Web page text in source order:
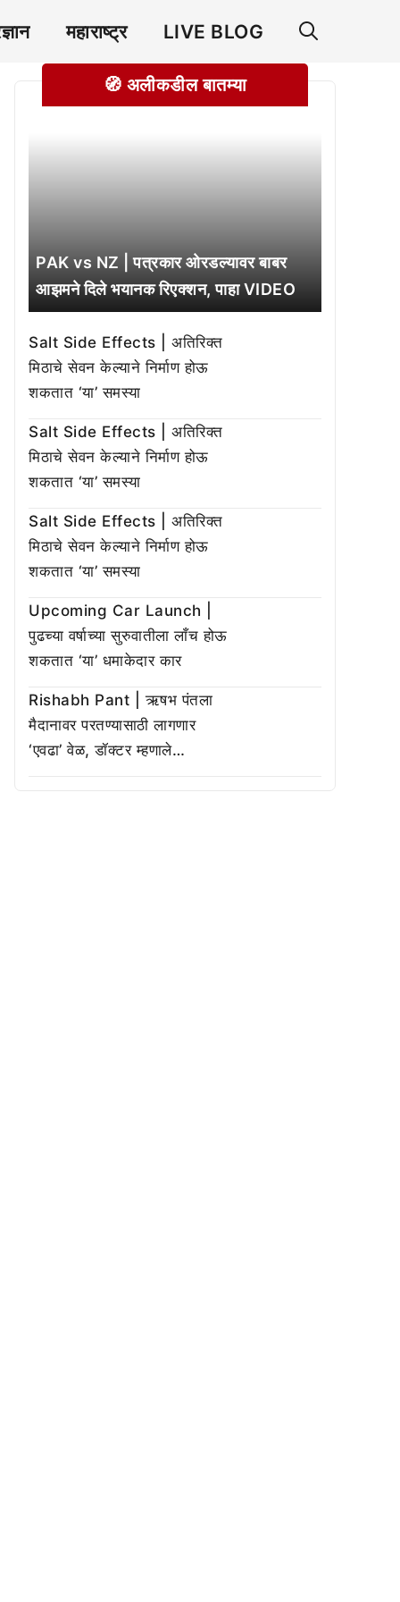
महाराष्ट्र LIVE BLOG
🧭 अलीकडील बातम्या
PAK vs NZ | पत्रकार ओरडल्यावर बाबर
आझमने दिले भयानक रिएक्शन, पाहा VIDEO
Salt Side Effects | अतिरिक्त
मिठाचे सेवन केल्याने निर्माण होऊ
शकतात ‘या’ समस्या
Salt Side Effects | अतिरिक्त
मिठाचे सेवन केल्याने निर्माण होऊ
शकतात ‘या’ समस्या
Salt Side Effects | अतिरिक्त
मिठाचे सेवन केल्याने निर्माण होऊ
शकतात ‘या’ समस्या
Upcoming Car Launch |
पुढच्या वर्षाच्या सुरुवातीला लाँच होऊ
शकतात ‘या’ धमाकेदार कार
Rishabh Pant | ऋषभ पंतला
मैदानावर परतण्यासाठी लागणार
‘एवढा’ वेळ, डॉक्टर म्हणाले…